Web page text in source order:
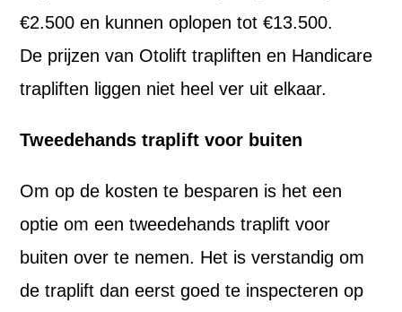
€2.500 en kunnen oplopen tot €13.500.
De prijzen van Otolift trapliften en Handicare
trapliften liggen niet heel ver uit elkaar.
Tweedehands traplift voor buiten
Om op de kosten te besparen is het een
optie om een tweedehands traplift voor
buiten over te nemen. Het is verstandig om
de traplift dan eerst goed te inspecteren op